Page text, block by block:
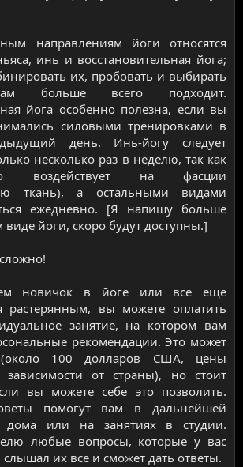
направлениям йоги относятся
инь и восстановительная йога;
их, пробовать и выбирать
больше всего подходит.
йога особенно полезна, если вы
силовыми тренировками в
день. Инь-йогу следует
несколько раз в неделю, так как
воздействует на фасции
ткань), а остальными видами
ежедневно. [Я напишу больше
виде йоги, скоро будут доступны.]
новичок в йоге или все еще
растерянным, вы можете оплатить
занятие, на котором вам
рекомендации. Это может
100 долларов США, цены
зависимости от страны), но стоит
вы можете себе это позволить.
помогут вам в дальнейшей
дома или на занятиях в студии.
любые вопросы, которые у вас
их все и сможет дать ответы.